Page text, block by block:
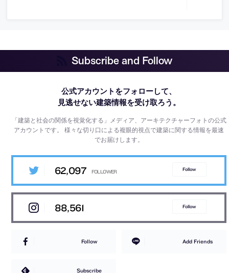
Subscribe and Follow
公式アカウントをフォローして、
見逃せない建築情報を受け取ろう。
「建築と社会の関係を視覚化する」メディア、アーキテクチャーフォトの公式
アカウントです。様々な切り口による複眼的視点で建築に関する情報を最速
でお届けします。
62,097 Follow
88,561 Follow
Follow Add Friends
Subscribe